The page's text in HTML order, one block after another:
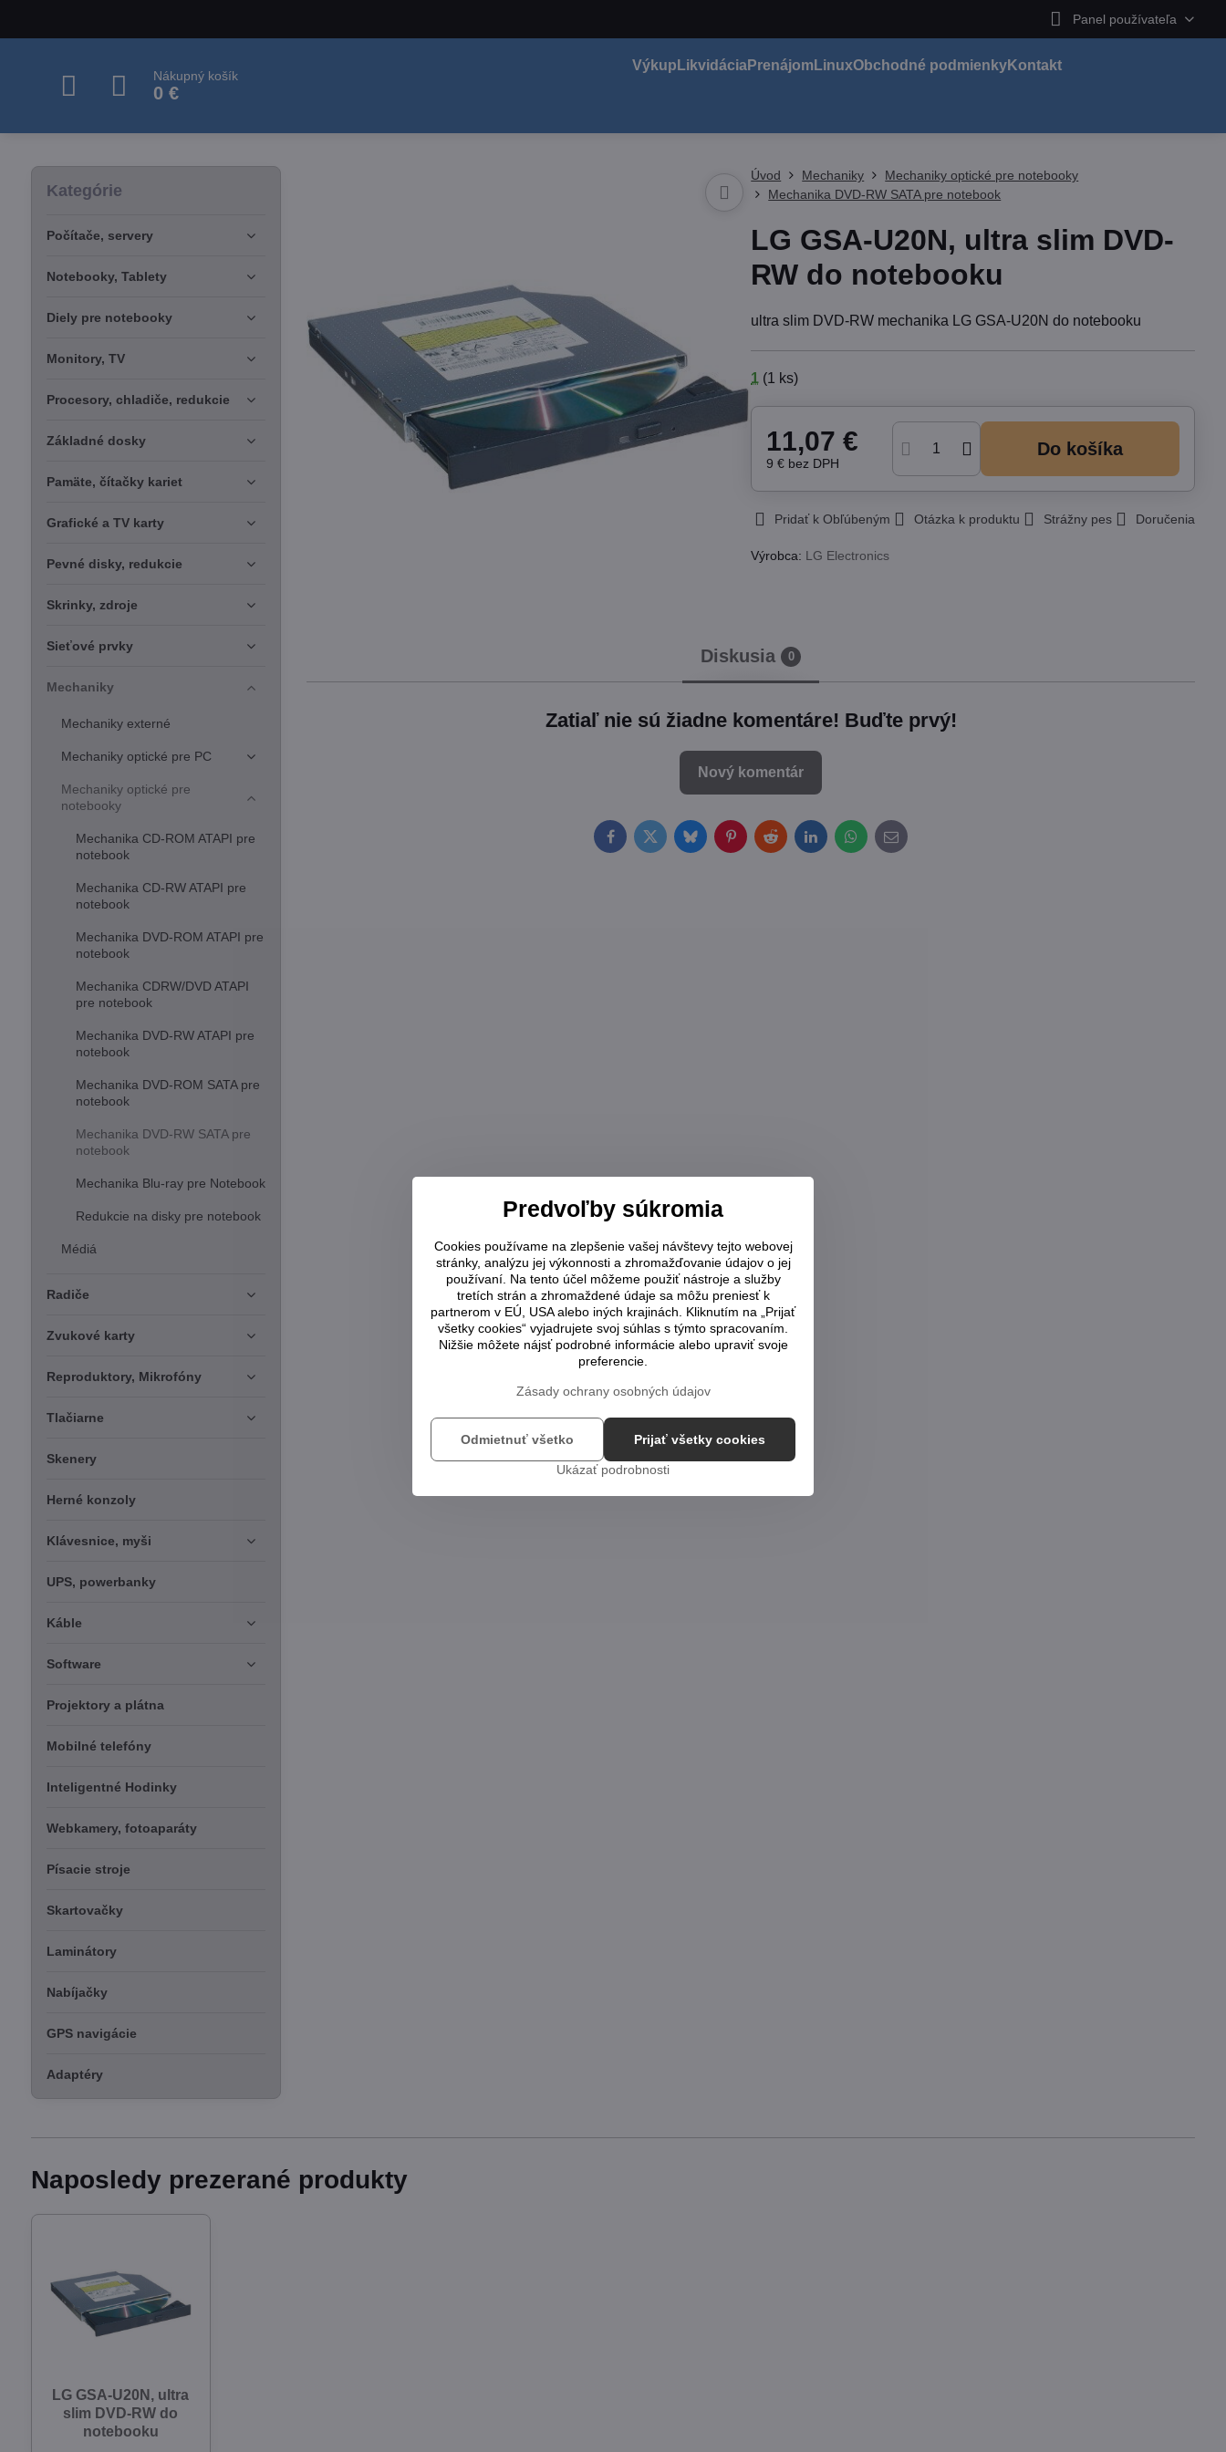
Panel používateľa
Nákupný košík
0 €
Výkup LikvidáciaPrenájom LinuxObchodné podmienkyKontakt
Úvod Mechaniky
Mechaniky optické pre notebooky
Mechanika DVD-RW SATA pre notebook
LG GSA-U20N, ultra slim DVD-
RW do notebooku
ultra slim DVD-RW mechanika LG GSA-U20N do notebooku
1 (1 ks)
11,07 €
9 € bez DPH
Do košíka
Pridať k Obľúbeným Otázka k produktu Strážny pes Doručenia
Výrobca: LG Electronics
Diskusia 0
Zatiaľ nie sú žiadne komentáre! Buďte prvý!
Nový komentár
FacebookTwitterBlueskyPinterestRedditLinkedInWhatsApp
E-
mail
Kategórie
Počítače, servery
Notebooky, Tablety
Diely pre notebooky
Monitory, TV
Procesory, chladiče, redukcie
Základné dosky
Pamäte, čítačky kariet
Grafické a TV karty
Pevné disky, redukcie
Skrinky, zdroje
Sieťové prvky
Mechaniky
Mechaniky externé
Mechaniky optické pre PC
Mechaniky optické pre
notebooky
Mechanika CD-ROM ATAPI pre
notebook
Mechanika CD-RW ATAPI pre
notebook
Mechanika DVD-ROM ATAPI pre
notebook
Mechanika CDRW/DVD ATAPI
pre notebook
Mechanika DVD-RW ATAPI pre
notebook
Mechanika DVD-ROM SATA pre
notebook
Mechanika DVD-RW SATA pre
notebook
Mechanika Blu-ray pre Notebook
Redukcie na disky pre notebook
Médiá
Radiče
Zvukové karty
Reproduktory, Mikrofóny
Tlačiarne
Skenery
Herné konzoly
Klávesnice, myši
UPS, powerbanky
Káble
Software
Projektory a plátna
Mobilné telefóny
Inteligentné Hodinky
Webkamery, fotoaparáty
Písacie stroje
Skartovačky
Laminátory
Nabíjačky
GPS navigácie
Adaptéry
Naposledy prezerané produkty
LG GSA-U20N, ultra
slim DVD-RW do
notebooku
Predvoľby súkromia
Cookies používame na zlepšenie vašej návštevy tejto webovej
stránky, analýzu jej výkonnosti a zhromažďovanie údajov o jej
používaní. Na tento účel môžeme použiť nástroje a služby
tretích strán a zhromaždené údaje sa môžu preniesť k
partnerom v EÚ, USA alebo iných krajinách. Kliknutím na „Prijať
všetky cookies“ vyjadrujete svoj súhlas s týmto spracovaním.
Nižšie môžete nájsť podrobné informácie alebo upraviť svoje
preferencie.
Zásady ochrany osobných údajov
Ukázať podrobnosti
Prijať všetky cookies
Odmietnuť všetko